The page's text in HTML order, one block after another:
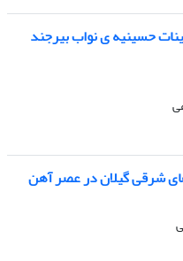
حسینیه ی نواب بیرجند
شرقی گیلان در عصر آهن